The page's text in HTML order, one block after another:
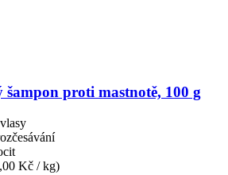
šampon proti mastnotě, 100 g
Kč / kg)